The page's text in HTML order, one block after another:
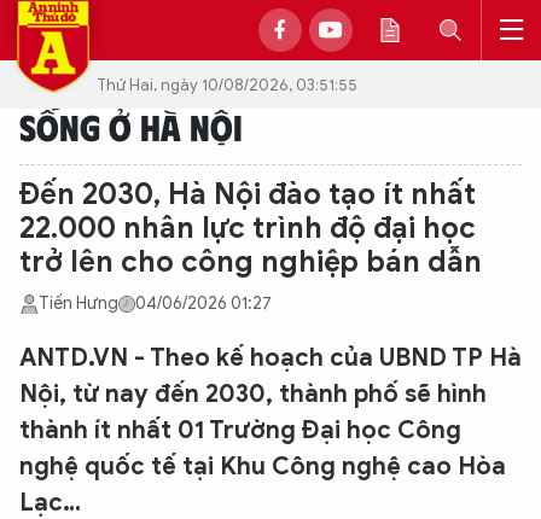
Thứ Hai, ngày 10/08/2026, 03:51:55
SỐNG Ở HÀ NỘI
Đến 2030, Hà Nội đào tạo ít nhất
22.000 nhân lực trình độ đại học
trở lên cho công nghiệp bán dẫn
Tiến Hưng 04/06/2026 01:27
ANTD.VN - Theo kế hoạch của UBND TP Hà
Nội, từ nay đến 2030, thành phố sẽ hình
thành ít nhất 01 Trường Đại học Công
nghệ quốc tế tại Khu Công nghệ cao Hòa
Lạc…